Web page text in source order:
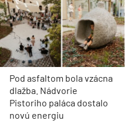
Pod asfaltom bola vzácna
dlažba. Nádvorie
Pistoriho paláca dostalo
novú energiu